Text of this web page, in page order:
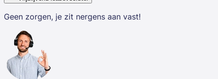
Geen zorgen, je zit nergens aan vast!